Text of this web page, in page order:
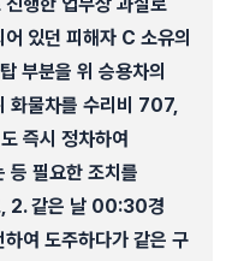
있던 피해자 C 소유의
부분을 위 승용차의
화물차를 수리비 707,
즉시 정차하여
등 필요한 조치를
, 2. 같은 날 00:30경
여 도주하다가 같은 구